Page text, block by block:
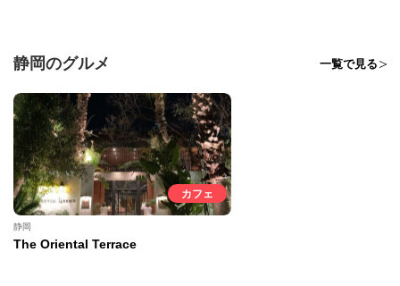
静岡のグルメ 一覧で見る
カフェ
静岡
The Oriental Terrace